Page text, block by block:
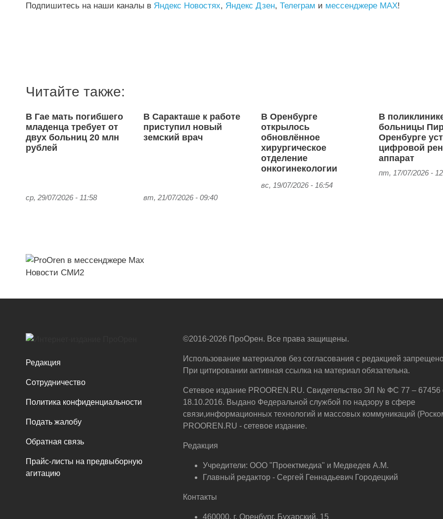
Подпишитесь на наши каналы в Яндекс Новостях, Яндекс Дзен, Телеграм и мессенджере MAX!
Читайте также:
В Гае мать погибшего
младенца требует от
двух больниц 20 млн
рублей
ср, 29/07/2026 - 11:58
В Саракташе к работе
приступил новый
земский врач
вт, 21/07/2026 - 09:40
В Оренбурге
открылось
обновлённое
хирургическое
отделение
онкогинекологии
вс, 19/07/2026 - 16:54
В
больницы
Оренбурге
цифровой
аппарат
пт, 17/07/2026 -
Новости СМИ2
Редакция
Сотрудничество
Политика конфиденциальности
Подать жалобу
Обратная связь
Прайс-листы на предвыборную
агитацию
©2016-2026 ПроОрен. Все права защищены.
Использование материалов без согласования с редакцией
При цитировании активная ссылка на материал обязательна.
Сетевое издание PROOREN.RU. Свидетельство ЭЛ № ФС 77 – 67456
18.10.2016. Выдано Федеральной службой по надзору в сфере
связи,информационных технологий и массовых коммуникаций
PROOREN.RU - сетевое издание.
Редакция
Учредители: ООО "Проектмедиа" и Медведев А.М.
Главный редактор - Сергей Геннадьевич Городецкий
Контакты
460000, г. Оренбург, Бухарский, 15